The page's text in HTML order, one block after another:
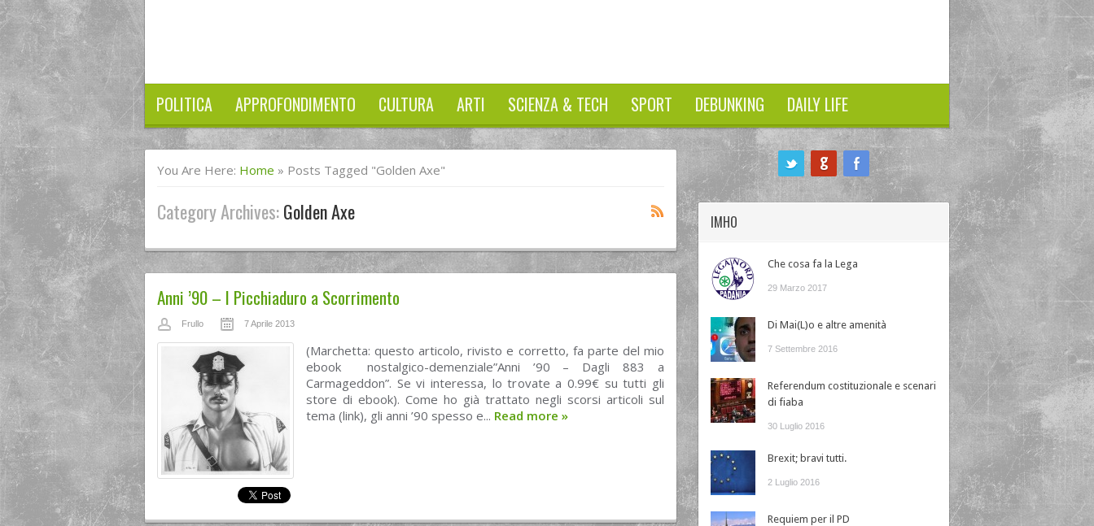
POLITICA APPROFONDIMENTO CULTURA ARTI SCIENZA & TECH SPORT DEBUNKING DAILY LIFE
You Are Here: Home » Posts Tagged "golden Axe"
Category Archives:Golden Axe
Anni ’90 – I Picchiaduro a Scorrimento
Frullo 7 Aprile 2013
(Marchetta: questo articolo, rivisto e corretto, fa parte del mio
ebook nostalgico-demenziale”Anni ’90 – Dagli 883 a
Carmageddon”. Se vi interessa, lo trovate a 0.99€ su tutti gli
store di ebook). Come ho già trattato negli scorsi articoli sul
tema (link), gli anni ’90 spesso e... Read more »
IMHO
Che cosa fa la Lega
29 Marzo 2017
Di Mai(L)o e altre amenità
7 Settembre 2016
Referendum costituzionale e scenari
di fiaba
30 Luglio 2016
Brexit; bravi tutti.
2 Luglio 2016
Requiem per il PD